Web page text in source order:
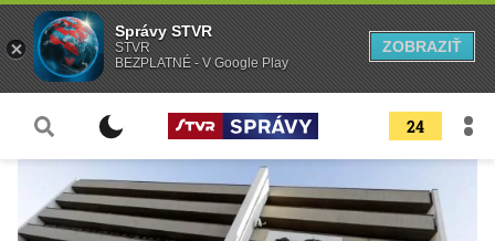
24
Správy STVR
STVR
BEZPLATNÉ - V Google Play
ZOBRAZIŤ